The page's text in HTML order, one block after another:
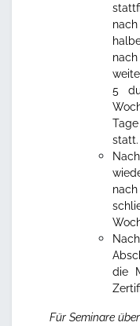
5
statt.
die
Für Seminare